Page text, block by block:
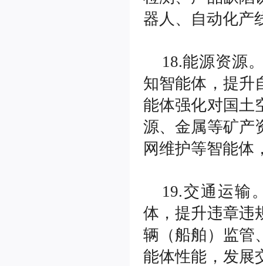
器人、自动化产
18.能源资源
知智能体，提升
能体强化对国土
源、金属等矿产
网维护等智能体
19.交通运输
体，提升违章违
辆（船舶）监管
能体性能，发展